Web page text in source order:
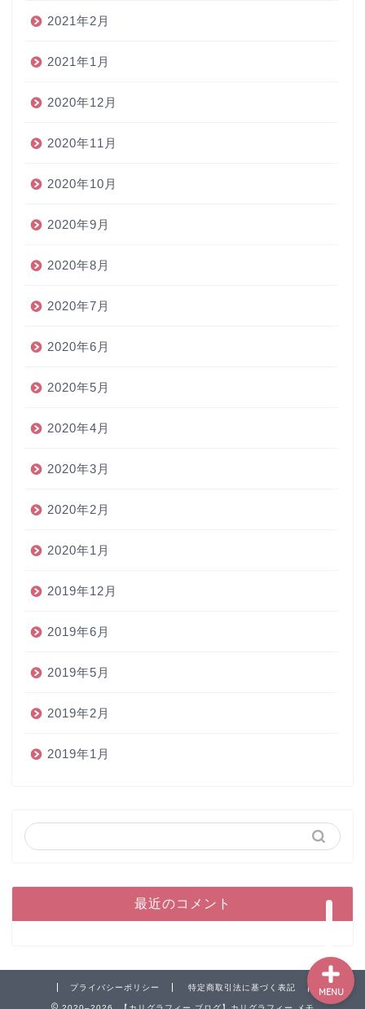
2021年2月
2021年1月
2020年12月
2020年11月
2020年10月
2020年9月
2020年8月
2020年7月
2020年6月
2020年5月
2020年4月
2020年3月
2020年2月
2020年1月
2019年12月
2019年6月
2019年5月
2019年2月
2019年1月
最近のコメント
プライバシーポリシー 特定商取引法に基づく表記 MENU
インク